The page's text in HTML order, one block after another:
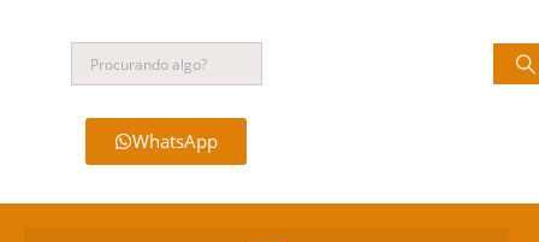
WhatsApp